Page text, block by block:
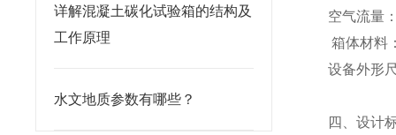
详解混凝土碳化试验箱的结构及
工作原理
水文地质参数有哪些？
空气流量
箱体材料
设备外形
四、设计